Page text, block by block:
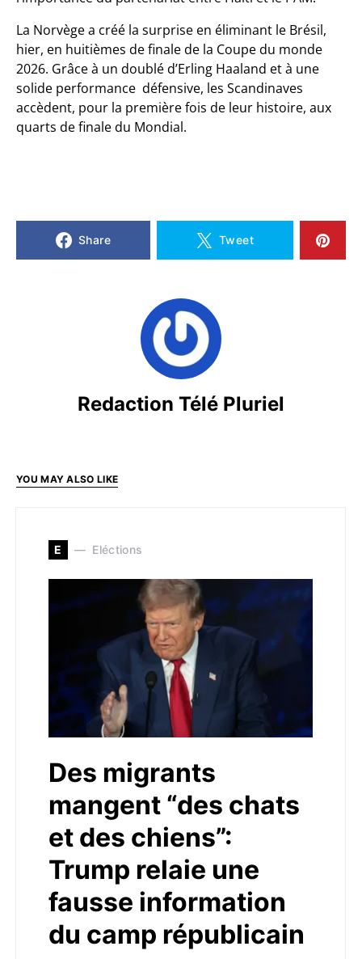
La Norvège a créé la surprise en éliminant le Brésil,
hier, en huitièmes de finale de la Coupe du monde
2026. Grâce à un doublé d’Erling Haaland et à une
solide performance défensive, les Scandinaves
accèdent, pour la première fois de leur histoire, aux
quarts de finale du Mondial.
Share Tweet
Redaction Télé Pluriel
YOU MAY ALSO LIKE
E Eléctions
Des migrants
mangent “des chats
et des chiens”:
Trump relaie une
fausse information
du camp républicain